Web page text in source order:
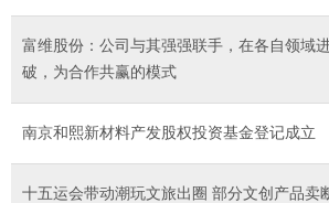
富维股份：公司与其强强联手，在各自领域
破，为合作共赢的模式
南京和熙新材料产发股权投资基金登记成立
十五运会带动潮玩文旅出圈 部分文创产品卖